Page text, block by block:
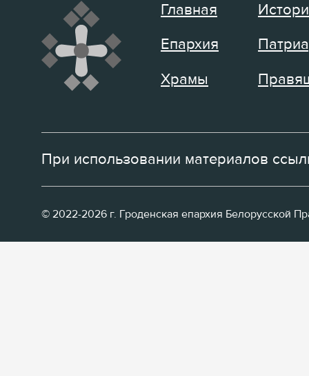
Главная
Епархия
Храмы
При использовании материалов
© 2022-2026 г. Гроденская епархия Белорусской